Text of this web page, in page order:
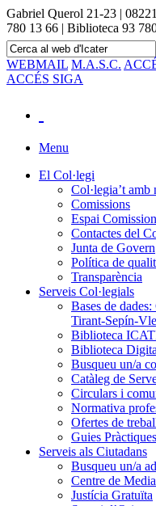
Gabriel Querol 21-23 |
780 13 66 | Biblioteca 93
WEBMAIL M.A.S.C.
ACCÉS SIGA
Menu
El Col·legi
Col·legia’t amb
Comissions
Espai
Contactes del
Junta de Govern
Política de
Transparència
Serveis Col·legials
Bases de
Tirant-Sepín-
Biblioteca
Biblioteca
Busqueu un/a
Catàleg de
Circulars i
Normativa
Ofertes de
Guies
Serveis als Ciutadans
Busqueu un/a
Centre de
Justícia Gratuïta